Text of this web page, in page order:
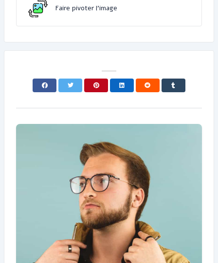
Faire pivoter l'image